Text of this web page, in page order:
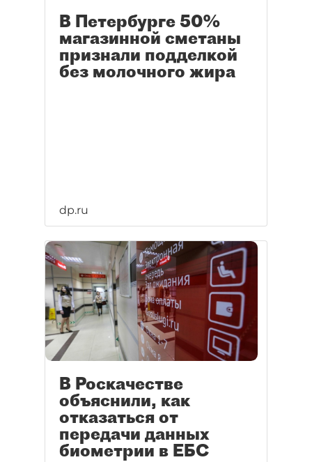
В Петербурге 50%
магазинной сметаны
признали подделкой
без молочного жира
dp.ru
В Роскачестве
объяснили, как
отказаться от
передачи данных
биометрии в ЕБС